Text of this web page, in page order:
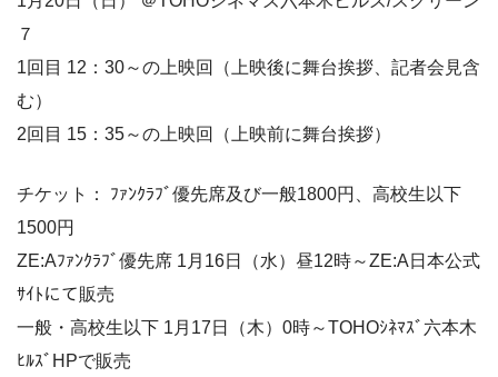
７
1回目 12：30～の上映回（上映後に舞台挨拶、記者会見含
む）
2回目 15：35～の上映回（上映前に舞台挨拶）
チケット： ﾌｧﾝｸﾗﾌﾞ優先席及び一般1800円、高校生以下
1500円
ZE:Aﾌｧﾝｸﾗﾌﾞ優先席 1月16日（水）昼12時～ZE:A日本公式
ｻｲﾄにて販売
一般・高校生以下 1月17日（木）0時～TOHOｼﾈﾏｽﾞ六本木
ﾋﾙｽﾞHPで販売